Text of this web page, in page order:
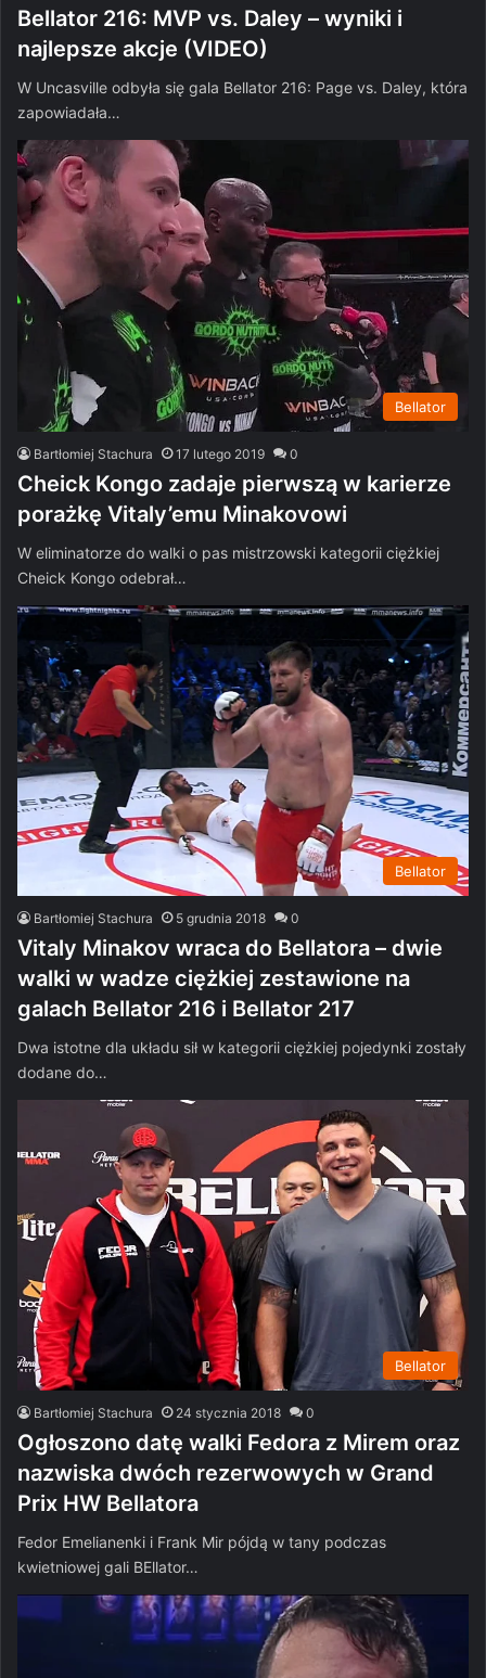
Bellator 216: MVP vs. Daley – wyniki i
najlepsze akcje (VIDEO)
W Uncasville odbyła się gala Bellator 216: Page vs. Daley, która
zapowiadała…
Bellator
Bartłomiej Stachura 17 lutego 2019 0
Cheick Kongo zadaje pierwszą w karierze
porażkę Vitaly’emu Minakovowi
W eliminatorze do walki o pas mistrzowski kategorii ciężkiej
Cheick Kongo odebrał…
Bellator
Bartłomiej Stachura 5 grudnia 2018 0
Vitaly Minakov wraca do Bellatora – dwie
walki w wadze ciężkiej zestawione na
galach Bellator 216 i Bellator 217
Dwa istotne dla układu sił w kategorii ciężkiej pojedynki zostały
dodane do…
Bellator
Bartłomiej Stachura 24 stycznia 2018 0
Ogłoszono datę walki Fedora z Mirem oraz
nazwiska dwóch rezerwowych w Grand
Prix HW Bellatora
Fedor Emelianenki i Frank Mir pójdą w tany podczas
kwietniowej gali BEllator…